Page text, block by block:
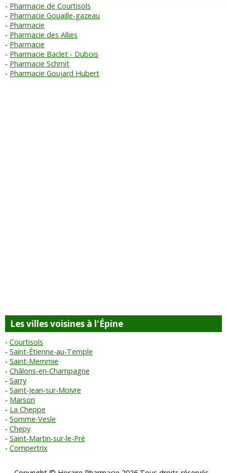
Pharmacie de Courtisols
Pharmacie Gouaille-gazeau
Pharmacie
Pharmacie des Allies
Pharmacie
Pharmacie Baclet - Dubois
Pharmacie Schmit
Pharmacie Goujard Hubert
Les villes voisines à l'Épine
Courtisols
Saint-Étienne-au-Temple
Saint-Memmie
Châlons-en-Champagne
Sarry
Saint-Jean-sur-Moivre
Marson
La Cheppe
Somme-Vesle
Chepy
Saint-Martin-sur-le-Pré
Compertrix